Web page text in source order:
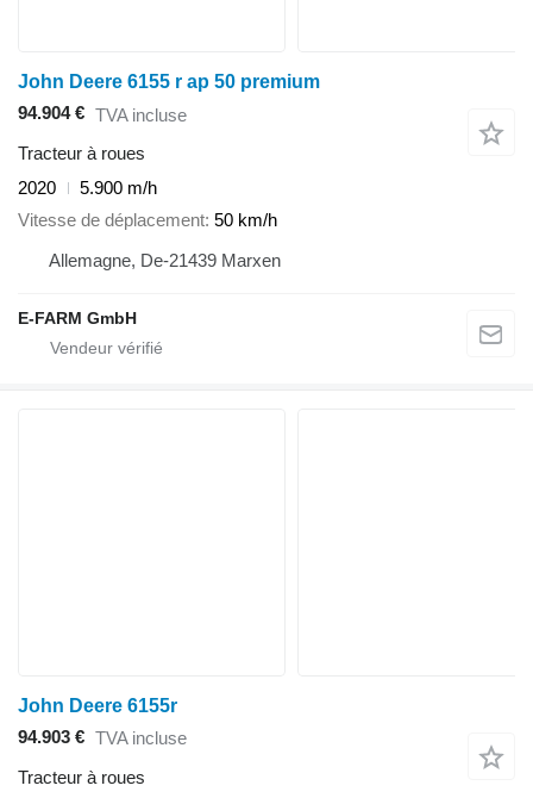
John Deere 6155 r ap 50 premium
94.904 € TVA incluse
Tracteur à roues
2020
5.900 m/h
Vitesse de déplacement 50 km/h
Allemagne, De-21439 Marxen
E-FARM GmbH
John Deere 6155r
94.903 € TVA incluse
Tracteur à roues